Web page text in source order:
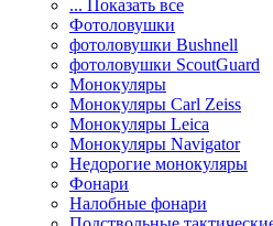
... Показать все
Фотоловушки
фотоловушки Bushnell
фотоловушки ScoutGuard
Монокуляры
Монокуляры Carl Zeiss
Монокуляры Leica
Монокуляры Navigator
Недорогие монокуляры
Фонари
Налобные фонари